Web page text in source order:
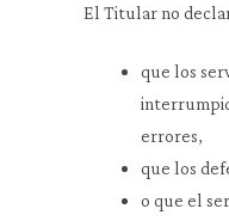
El Titular no
que los
errores,
que los
o que el